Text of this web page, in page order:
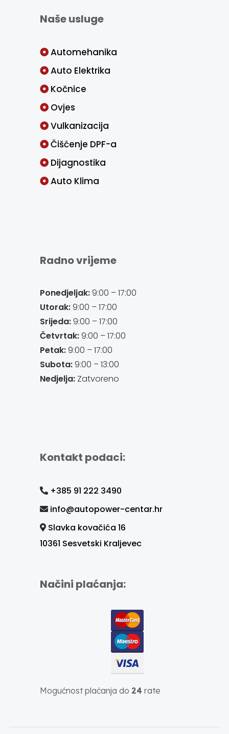
Naše usluge
Automehanika
Auto Elektrika
Kočnice
Ovjes
Vulkanizacija
Čišćenje DPF-a
Dijagnostika
Auto Klima
Radno vrijeme
Ponedjeljak:9:00 – 17:00
Utorak:9:00 – 17:00
Srijeda:9:00 – 17:00
Četvrtak:9:00 – 17:00
Petak:9:00 – 17:00
Subota:9:00 – 13:00
Nedjelja:Zatvoreno
Kontakt podaci:
+385 91 222 3490
info@autopower-centar.hr
Slavka kovačića 16
10361 Sesvetski Kraljevec
Načini plaćanja:
Mogućnost plaćanja do 24 rate